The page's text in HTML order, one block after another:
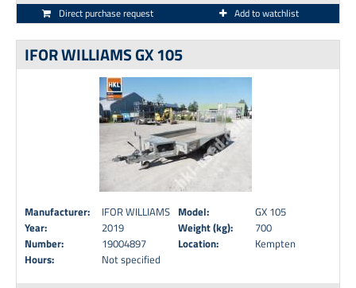
Direct purchase request
Add to watchlist
IFOR WILLIAMS GX 105
Manufacturer: IFOR WILLIAMS Model:
GX 105
Year:
2019 Weight (kg):
700
Number:
19004897 Location:
Kempten
Hours:
Not specified